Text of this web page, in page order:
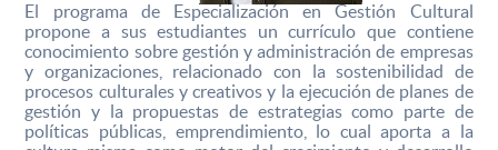
El programa de Especialización en Gestión Cultural
propone a sus estudiantes un currículo que contiene
conocimiento sobre gestión y administración de empresas
y organizaciones, relacionado con la sostenibilidad de
procesos culturales y creativos y la ejecución de planes de
gestión y la propuestas de estrategias como parte de
políticas públicas, emprendimiento, lo cual aporta a la